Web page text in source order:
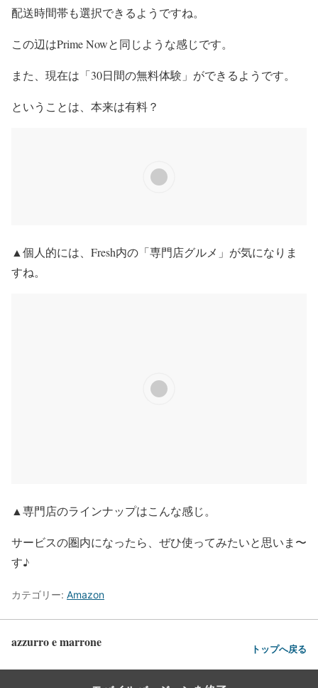
配送時間帯も選択できるようですね。
この辺はPrime Nowと同じような感じです。
また、現在は「30日間の無料体験」ができるようです。
ということは、本来は有料？
▲個人的には、Fresh内の「専門店グルメ」が気になりま
すね。
▲専門店のラインナップはこんな感じ。
サービスの圏内になったら、ぜひ使ってみたいと思いま〜
す♪
カテゴリー: Amazon
azzurro e marrone トップへ戻る